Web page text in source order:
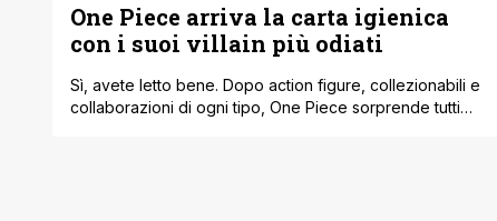
One Piece arriva la carta igienica
con i suoi villain più odiati
Sì, avete letto bene. Dopo action figure, collezionabili e
collaborazioni di ogni tipo, One Piece sorprende tutti